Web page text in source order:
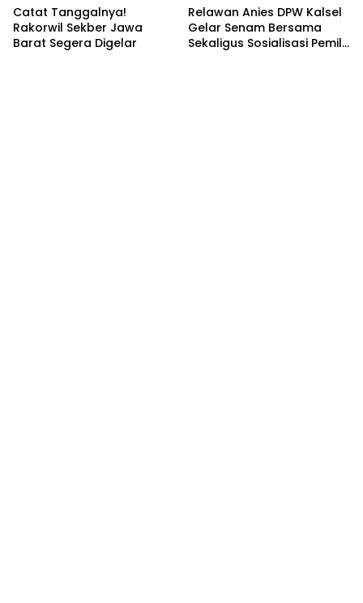
Semarang
Catat Tanggalnya!
Rakorwil Sekber Jawa
Barat Segera Digelar
Relawan Anies DPW Kalsel
Gelar Senam Bersama
Sekaligus Sosialisasi Pemilu